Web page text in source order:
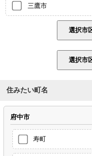
三鷹市
住みたい町名
府中市
寿町